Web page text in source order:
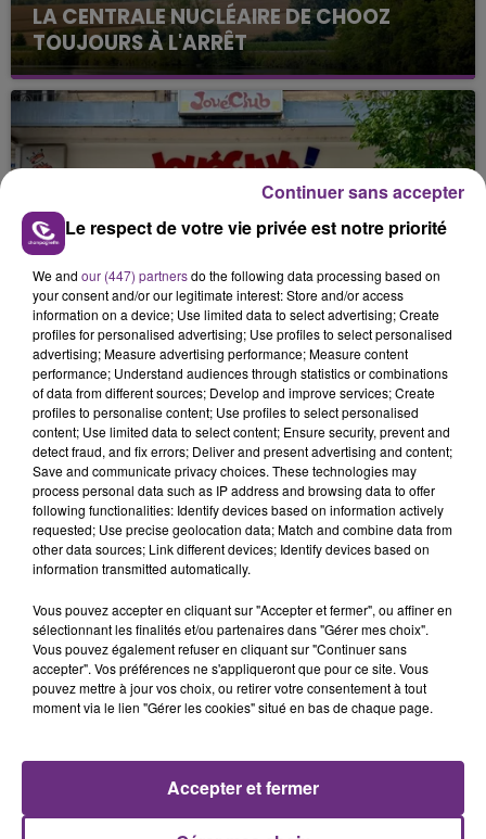
LA CENTRALE NUCLÉAIRE DE CHOOZ
TOUJOURS À L'ARRÊT
Cela fait déjà une semaine que la centrale
nucléaire ardennaise est à l'arrêt. Une situation
justifiée par la sécheresse intense qui est toujours
présente.
LE MAGASIN JOUÉCLUB DE REIMS FERME
SES PORTES
C'était l'une des institutions du centre-ville
rémois. Le magasin JouéClub est contraint de
fermer ses portes.
TITRES DIFFUSÉS
18h20
18h20
OFENBACH & STARSAILOR
Four To The Floor
18h18
18h18
OLIVIA DEAN
So Easy (to Fall In Love)
Le respect de votre vie privée est notre priorité
We and our (447) partnersdo the following data processing based on
your consent and/or our legitimate interest: Store and/or access
information on a device; Use limited data to select advertising; Create
profiles for personalised advertising; Use profiles to select personalised
advertising; Measure advertising performance; Measure content
performance; Understand audiences through statistics or combinations
of data from different sources; Develop and improve services; Create
profiles to personalise content; Use profiles to select personalised
content; Use limited data to select content; Ensure security, prevent and
detect fraud, and fix errors; Deliver and present advertising and content;
Save and communicate privacy choices. These technologies may
process personal data such as IP address and browsing data to offer
following functionalities: Identify devices based on information actively
requested; Use precise geolocation data; Match and combine data from
other data sources; Link different devices; Identify devices based on
information transmitted automatically.
Vous pouvez accepter en cliquant sur "Accepter et fermer", ou affiner en
sélectionnant les finalités et/ou partenaires dans "Gérer mes choix".
Vous pouvez également refuser en cliquant sur "Continuer sans
accepter". Vos préférences ne s'appliqueront que pour ce site. Vous
pouvez mettre à jour vos choix, ou retirer votre consentement à tout
moment via le lien "Gérer les cookies" situé en bas de chaque page.
Accepter et fermer
Continuer sans accepter